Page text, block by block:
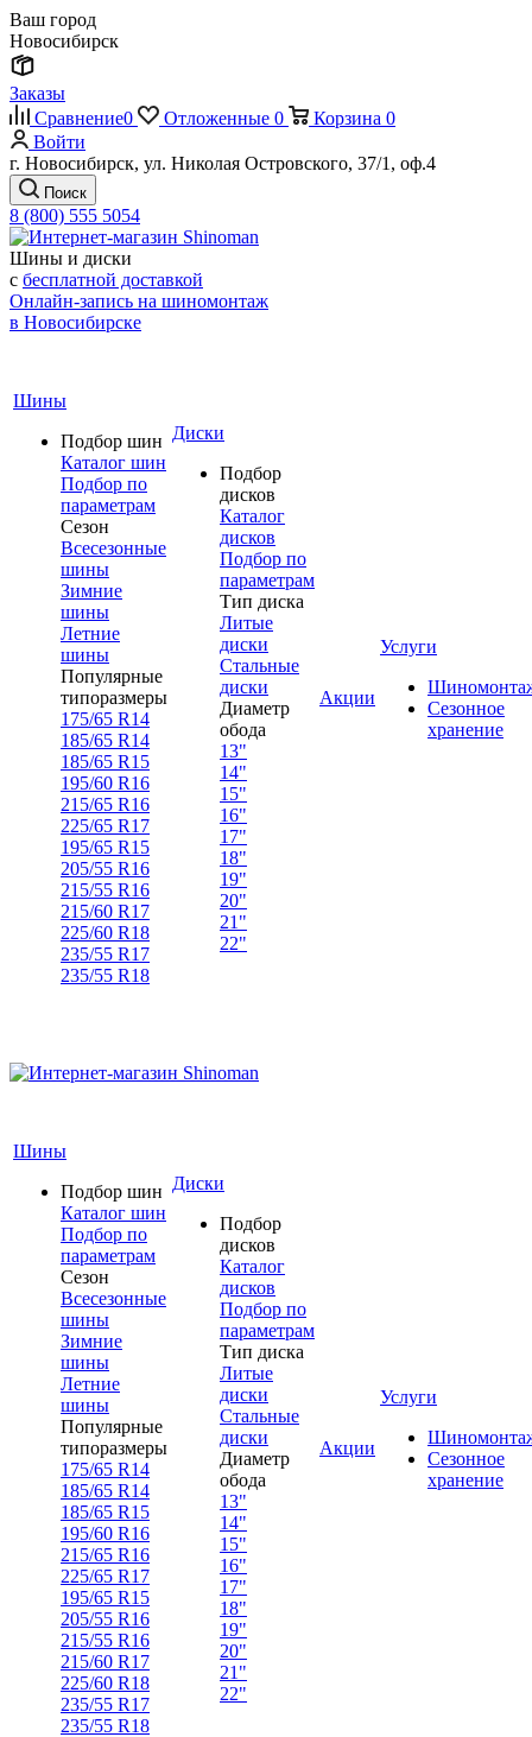
Ваш город
Новосибирск
Заказы
Сравнение0 Отложенные 0 Корзина 0
Войти
г. Новосибирск, ул. Николая Островского, 37/1, оф.4
Поиск
8 (800) 555 5054
Шины и диски
с бесплатной доставкой
Онлайн-запись на шиномонтаж
в Новосибирске
Шины
Подбор шин
Каталог шин
Подбор по
параметрам
Сезон
Всесезонные
шины
Зимние
шины
Летние
шины
Популярные
типоразмеры
175/65 R14
185/65 R14
185/65 R15
195/60 R16
215/65 R16
225/65 R17
195/65 R15
205/55 R16
215/55 R16
215/60 R17
225/60 R18
235/55 R17
235/55 R18
Диски
Подбор
дисков
Каталог
дисков
Подбор по
параметрам
Тип диска
Литые
диски
Стальные
диски
Диаметр
обода
13"
14"
15"
16"
17"
18"
19"
20"
21"
22"
Акции
Услуги
Сезонное
хранение
Шины
Подбор шин
Каталог шин
Подбор по
параметрам
Сезон
Всесезонные
шины
Зимние
шины
Летние
шины
Популярные
типоразмеры
175/65 R14
185/65 R14
185/65 R15
195/60 R16
215/65 R16
225/65 R17
195/65 R15
205/55 R16
215/55 R16
215/60 R17
225/60 R18
235/55 R17
235/55 R18
Диски
Подбор
дисков
Каталог
дисков
Подбор по
параметрам
Тип диска
Литые
диски
Стальные
диски
Диаметр
обода
13"
14"
15"
16"
17"
18"
19"
20"
21"
22"
Акции
Услуги
Сезонное
хранение